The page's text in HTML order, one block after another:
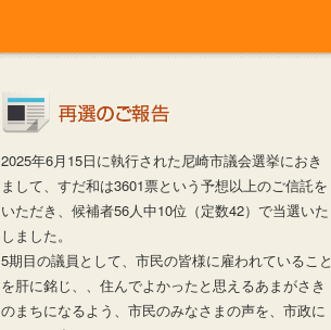
2025年6月15日に執行された尼崎市議会選挙におき
まして、すだ和は3601票という予想以上のご信託を
いただき、候補者56人中10位（定数42）で当選いた
しました。
5期目の議員として、市民の皆様に雇われていること
を肝に銘じ、、住んでよかったと思えるあまがさき
のまちになるよう、市民のみなさまの声を、市政に